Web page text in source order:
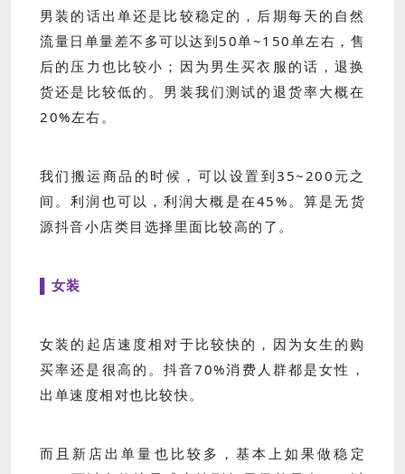
男装的话出单还是比较稳定的，后期每天的自然
流量日单量差不多可以达到50单~150单左右，售
后的压力也比较小；因为男生买衣服的话，退换
货还是比较低的。男装我们测试的退货率大概在
20%左右。
我们搬运商品的时候，可以设置到35~200元之
间。利润也可以，利润大概是在45%。算是无货
源抖音小店类目选择里面比较高的了。
▌女装
女装的起店速度相对于比较快的，因为女生的购
买率还是很高的。抖音70%消费人群都是女性，
出单速度相对也比较快。
而且新店出单量也比较多，基本上如果做稳定